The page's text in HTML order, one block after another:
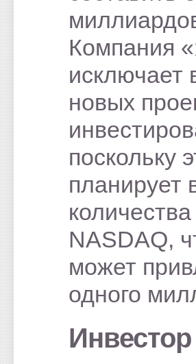
Компания
исключает
новых
поскольку
планирует
NASDAQ,
может
одного